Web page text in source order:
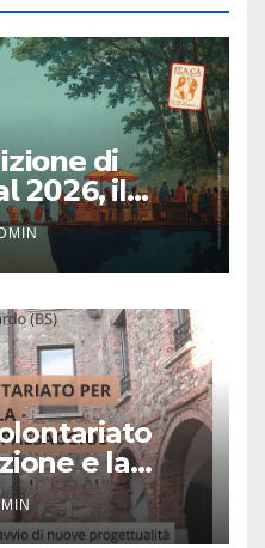
di
𝟮𝟬𝟮6, il
in Italia
e la
paesaggio